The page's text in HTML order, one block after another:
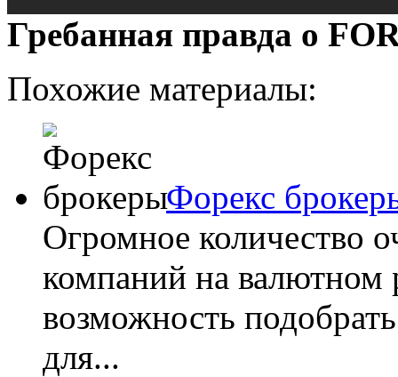
Гребанная правда о
Похожие материалы:
Форекс
Огромное количество
компаний на валютном
возможность
для...